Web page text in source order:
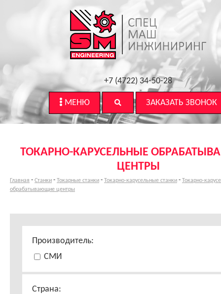
+7 (4722) 34-50-28
МЕНЮ ЗАКАЗАТЬ ЗВОНОК
ТОКАРНО-КАРУСЕЛЬНЫЕ
ЦЕНТРЫ
Главная - Станки - Токарные станки - Токарно-карусельные станки - Токарно-
обрабатывающие центры
Производитель:
СМИ
Страна: